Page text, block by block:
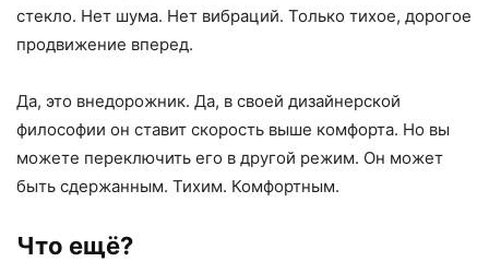
стекло. Нет шума. Нет вибраций. Только тихое, дорогое
продвижение вперед.
Да, это внедорожник. Да, в своей дизайнерской
философии он ставит скорость выше комфорта. Но вы
можете переключить его в другой режим. Он может
быть сдержанным. Тихим. Комфортным.
Что ещё?